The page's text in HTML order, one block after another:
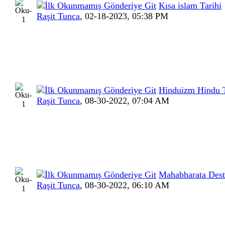
Kısa islam Tarihi
Raşit Tunca, 02-18-2023, 05:38 PM
Hinduizm Hindu
Raşit Tunca, 08-30-2022, 07:04 AM
Mahabharata
Raşit Tunca, 08-30-2022, 06:10 AM